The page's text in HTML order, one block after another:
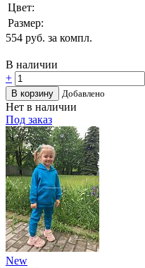
Цвет:
Размер:
554 руб. за компл.
В наличии
+
В корзину Добавлено
Нет в наличии
Под заказ
New